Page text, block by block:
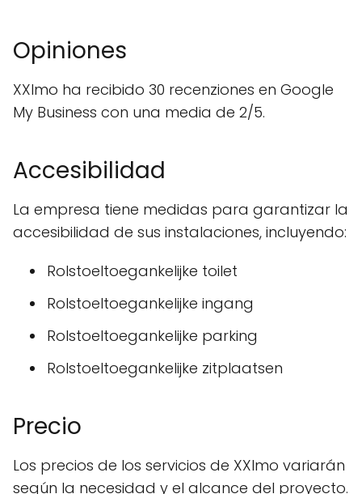
Opiniones
XXImo ha recibido 30 recenziones en Google
My Business con una media de 2/5.
Accesibilidad
La empresa tiene medidas para garantizar la
accesibilidad de sus instalaciones, incluyendo:
Rolstoeltoegankelijke toilet
Rolstoeltoegankelijke ingang
Rolstoeltoegankelijke parking
Rolstoeltoegankelijke zitplaatsen
Precio
Los precios de los servicios de XXImo variarán
según la necesidad y el alcance del proyecto.